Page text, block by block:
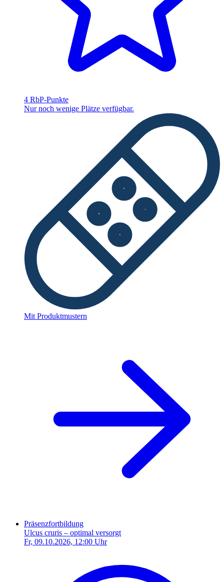
4 RbP-Punkte
Nur noch wenige Plätze verfügbar.
Mit Produktmustern
Präsenzfortbildung
Ulcus cruris – optimal versorgt
Fr, 09.10.2026, 12:00 Uhr